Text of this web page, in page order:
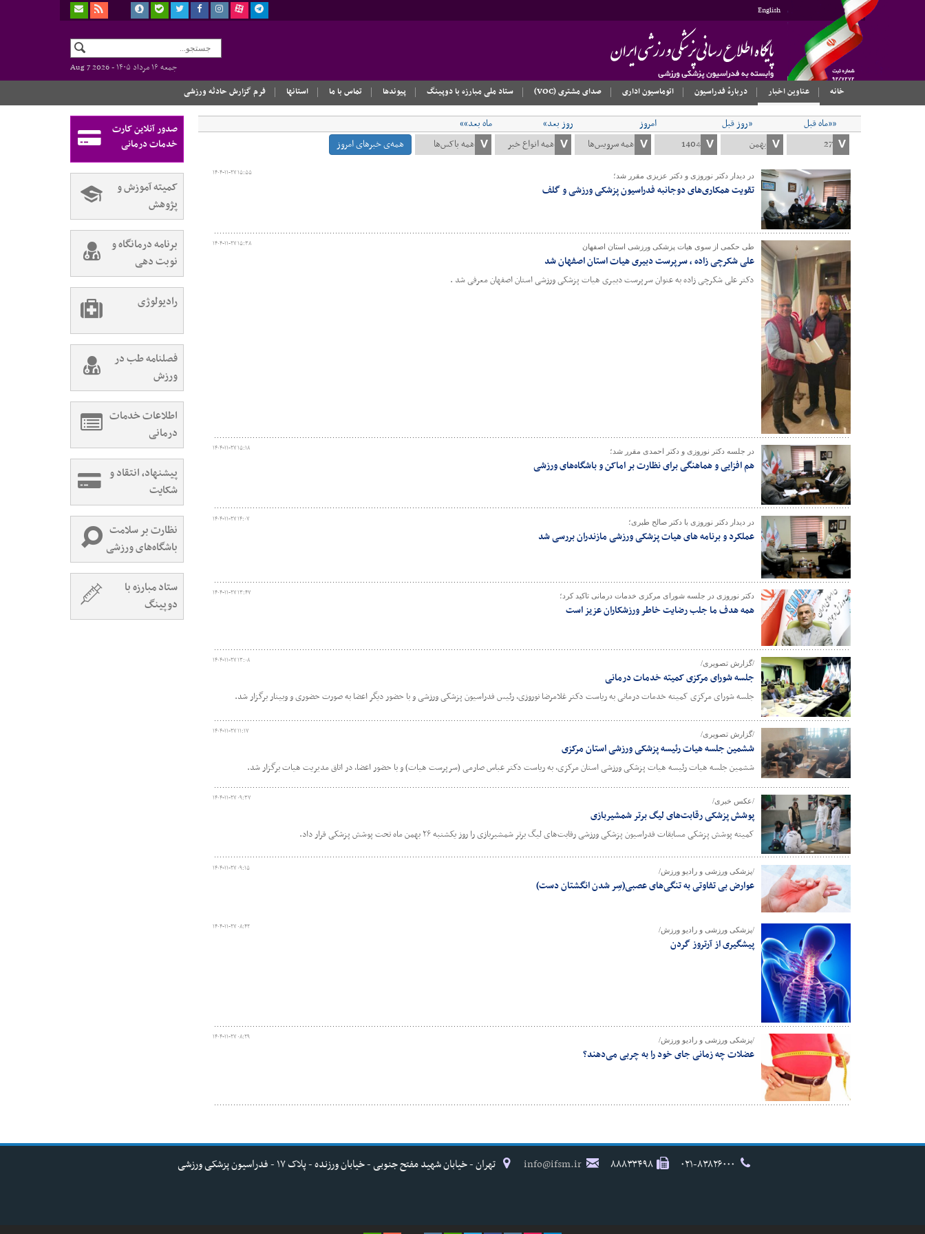
English
جمعه ۱۶ مرداد ۱۴۰۵ -
Aug 7 2026
خانه
عناوین اخبار دربارهٔ فدراسیون اتوماسیون اداری صدای مشتری (VOC) ستاد ملی مبارزه با دوپینگ پیوندها تماس با ما استانها فرم گزارش حادثه ورزشی
««ماه قبل «روز قبل امروز روز بعد»
ماه بعد»»
همه‌ی خبرهای امروز
۱۴۰۴-۱۱-۲۷ ۱۵:۵۵ در دیدار دکتر نوروزی و دکتر عزیزی مقرر شد؛
تقویت همکاری‌های دوجانبه فدراسیون پزشکی ورزشی و گلف
۱۴۰۴-۱۱-۲۷ ۱۵:۳۸ طی حکمی از سوی هیات پزشکی ورزشی استان اصفهان
علی شکرچی زاده ، سرپرست دبیری هیات استان اصفهان شد
دکتر علی شکرچی زاده به عنوان سرپرست دبیری هیات پزشکی ورزشی استان اصفهان معرفی شد .
۱۴۰۴-۱۱-۲۷ ۱۵:۱۸ در جلسه دکتر نوروزی و دکتر احمدی مقرر شد؛
هم افزایی و هماهنگی برای نظارت بر اماکن و باشگاه‌های ورزشی
۱۴۰۴-۱۱-۲۷ ۱۴:۰۷ در دیدار دکتر نوروزی با دکتر صالح طبری؛
عملکرد و برنامه های هیات پزشکی ورزشی مازندران بررسی شد
۱۴۰۴-۱۱-۲۷ ۱۳:۴۷ دکتر نوروزی در جلسه شورای مرکزی خدمات درمانی تاکید کرد؛
همه هدف ما جلب رضایت خاطر ورزشکاران عزیز است
۱۴۰۴-۱۱-۲۷ ۱۳:۰۸ /گزارش تصویری/
جلسه شورای مرکزی کمیته خدمات درمانی
جلسه شورای مرکزی کمیته خدمات درمانی به ریاست دکتر غلامرضا نوروزی، رئیس فدراسیون پزشکی ورزشی و با حضور دیگر اعضا به صورت حضوری و وبینار برگزار شد.
۱۴۰۴-۱۱-۲۷ ۱۱:۱۷ /گزارش تصویری/
ششمین جلسه هیات رئیسه پزشکی ورزشی استان مرکزی
ششمین جلسه هیات رئیسه هیات پزشکی ورزشی استان مرکزی، به ریاست دکتر عباس صارمی (سرپرست هیات) و با حضور اعضا، در اتاق مدیریت هیات برگزار شد.
۱۴۰۴-۱۱-۲۷ ۰۹:۳۷ /عکس خبری/
پوشش پزشکی رقابت‌های لیگ برتر شمشیربازی
کمیته پوشش پزشکی مسابقات فدراسیون پزشکی ورزشی رقابت‌های لیگ برتر شمشیربازی را روز یکشنبه ۲۶ بهمن ماه تحت پوشش پزشکی قرار داد.
۱۴۰۴-۱۱-۲۷ ۰۹:۱۵ /پزشکی ورزشی و رادیو ورزش/
عوارض بی تفاوتی به تنگی‌های عصبی(سِر شدن انگشتان دست)
۱۴۰۴-۱۱-۲۷ ۰۸:۴۲ /پزشکی ورزشی و رادیو ورزش/
پیشگیری از آرتروز گردن
۱۴۰۴-۱۱-۲۷ ۰۸:۲۹ /پزشکی ورزشی و رادیو ورزش/
عضلات چه زمانی جای خود را به چربی می‌دهند؟
صدور آنلاین کارت
خدمات درمانی
کمیته آموزش و
پژوهش
برنامه درمانگاه و
نوبت دهی
رادیولوژی
فصلنامه طب در
ورزش
اطلاعات خدمات
درمانی
پیشنهاد، انتقاد و
شکایت
نظارت بر سلامت
باشگاه‌های ورزشی
ستاد مبارزه با
دوپینگ
۸۸۸۳۳۴۹۸ info@ifsm.ir تهران - خیابان شهید مفتح جنوبی - خیابان ورزنده - پلاک ۱۷ - فدراسیون پزشکی ورزشی